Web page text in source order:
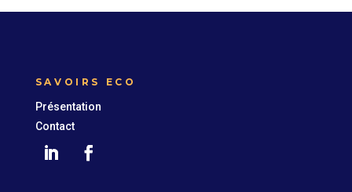
SAVOIRS ECO
Présentation
Contact